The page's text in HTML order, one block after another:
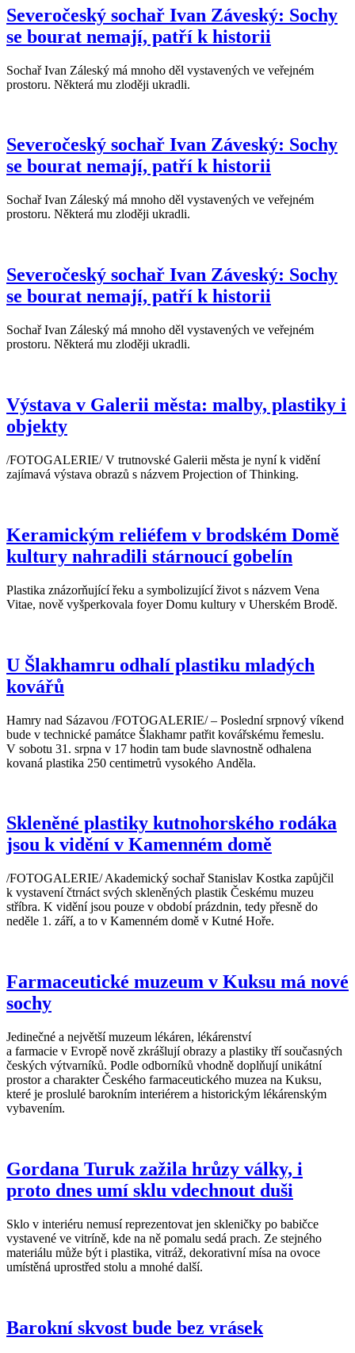
Severočeský sochař Ivan Záveský: Sochy
se bourat nemají, patří k historii
Sochař Ivan Záleský má mnoho děl vystavených ve veřejném
prostoru. Některá mu zloději ukradli.
Severočeský sochař Ivan Záveský: Sochy
se bourat nemají, patří k historii
Sochař Ivan Záleský má mnoho děl vystavených ve veřejném
prostoru. Některá mu zloději ukradli.
Severočeský sochař Ivan Záveský: Sochy
se bourat nemají, patří k historii
Sochař Ivan Záleský má mnoho děl vystavených ve veřejném
prostoru. Některá mu zloději ukradli.
Výstava v Galerii města: malby, plastiky i
objekty
/FOTOGALERIE/ V trutnovské Galerii města je nyní k vidění
zajímavá výstava obrazů s názvem Projection of Thinking.
Keramickým reliéfem v brodském Domě
kultury nahradili stárnoucí gobelín
Plastika znázorňující řeku a symbolizující život s názvem Vena
Vitae, nově vyšperkovala foyer Domu kultury v Uherském Brodě.
U Šlakhamru odhalí plastiku mladých
kovářů
Hamry nad Sázavou /FOTOGALERIE/ – Poslední srpnový víkend
bude v technické památce Šlakhamr patřit kovářskému řemeslu.
V sobotu 31. srpna v 17 hodin tam bude slavnostně odhalena
kovaná plastika 250 centimetrů vysokého Anděla.
Skleněné plastiky kutnohorského rodáka
jsou k vidění v Kamenném domě
/FOTOGALERIE/ Akademický sochař Stanislav Kostka zapůjčil
k vystavení čtrnáct svých skleněných plastik Českému muzeu
stříbra. K vidění jsou pouze v období prázdnin, tedy přesně do
neděle 1. září, a to v Kamenném domě v Kutné Hoře.
Farmaceutické muzeum v Kuksu má nové
sochy
Jedinečné a největší muzeum lékáren, lékárenství
a farmacie v Evropě nově zkrášlují obrazy a plastiky tří současných
českých výtvarníků. Podle odborníků vhodně doplňují unikátní
prostor a charakter Českého farmaceutického muzea na Kuksu,
které je proslulé barokním interiérem a historickým lékárenským
vybavením.
Gordana Turuk zažila hrůzy války, i
proto dnes umí sklu vdechnout duši
Sklo v interiéru nemusí reprezentovat jen skleničky po babičce
vystavené ve vitríně, kde na ně pomalu sedá prach. Ze stejného
materiálu může být i plastika, vitráž, dekorativní mísa na ovoce
umístěná uprostřed stolu a mnohé další.
Barokní skvost bude bez vrásek